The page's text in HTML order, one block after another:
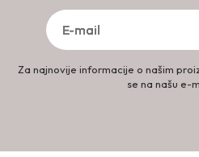
Za najnovije informacije o našim
se na našu e-